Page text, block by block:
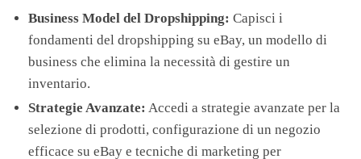
Business Model del Dropshipping: Capisci i
fondamenti del dropshipping su eBay, un modello di
business che elimina la necessità di gestire un
inventario.
Strategie Avanzate: Accedi a strategie avanzate per la
selezione di prodotti, configurazione di un negozio
efficace su eBay e tecniche di marketing per